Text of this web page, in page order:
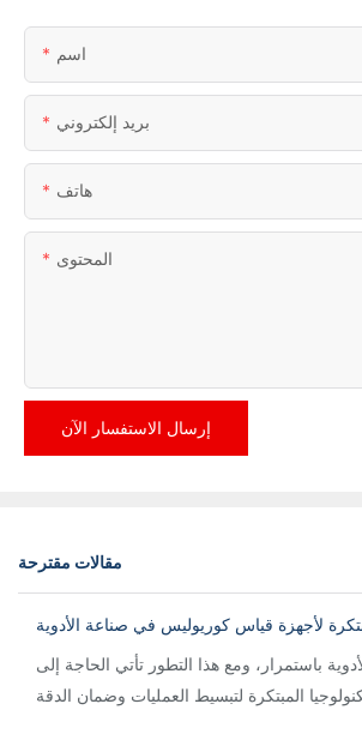
اسم
بريد إلكتروني
هاتف
المحتوى
إرسال الاستفسار الآن
مقالات مقترحة
لأجهزة قياس كوريوليس في صناعة الأدوية
باستمرار، ومع هذا التطور تأتي الحاجة إلى